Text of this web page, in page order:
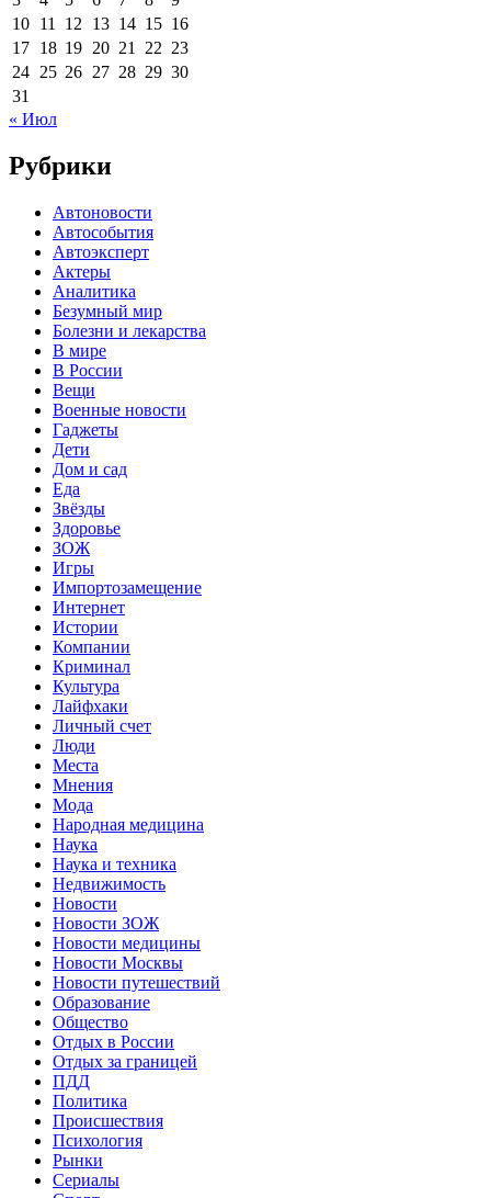
10 11 12 13 14 15 16
17 18 19 20 21 22 23
24 25 26 27 28 29 30
31
« Июл
Рубрики
Автоновости
Автособытия
Автоэксперт
Актеры
Аналитика
Безумный мир
Болезни и лекарства
В мире
В России
Вещи
Военные новости
Гаджеты
Дети
Дом и сад
Еда
Звёзды
Здоровье
ЗОЖ
Игры
Импортозамещение
Интернет
Истории
Компании
Криминал
Культура
Лайфхаки
Личный счет
Люди
Места
Мнения
Мода
Народная медицина
Наука
Наука и техника
Недвижимость
Новости
Новости ЗОЖ
Новости медицины
Новости Москвы
Новости путешествий
Образование
Общество
Отдых в России
Отдых за границей
ПДД
Политика
Происшествия
Психология
Рынки
Сериалы